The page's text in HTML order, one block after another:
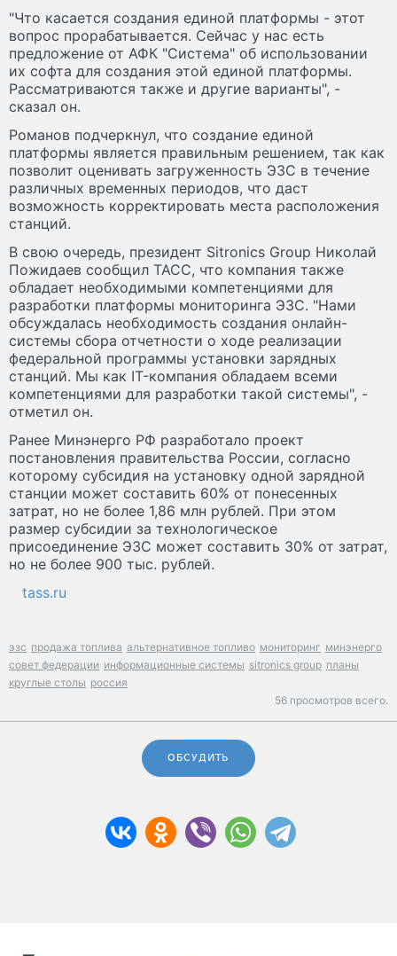
"Что касается создания единой платформы - этот
вопрос прорабатывается. Сейчас у нас есть
предложение от АФК "Система" об использовании
их софта для создания этой единой платформы.
Рассматриваются также и другие варианты", -
сказал он.
Романов подчеркнул, что создание единой
платформы является правильным решением, так как
позволит оценивать загруженность ЭЗС в течение
различных временных периодов, что даст
возможность корректировать места расположения
станций.
В свою очередь, президент Sitronics Group Николай
Пожидаев сообщил ТАСС, что компания также
обладает необходимыми компетенциями для
разработки платформы мониторинга ЭЗС. "Нами
обсуждалась необходимость создания онлайн-
системы сбора отчетности о ходе реализации
федеральной программы установки зарядных
станций. Мы как IT-компания обладаем всеми
компетенциями для разработки такой системы", -
отметил он.
Ранее Минэнерго РФ разработало проект
постановления правительства России, согласно
которому субсидия на установку одной зарядной
станции может составить 60% от понесенных
затрат, но не более 1,86 млн рублей. При этом
размер субсидии за технологическое
присоединение ЭЗС может составить 30% от затрат,
но не более 900 тыс. рублей.
tass.ru
эзс продажа топлива альтернативное топливо мониторинг минэнерго
совет федерации информационные системы sitronics group планы
круглые столы россия
56 просмотров всего.
ОБСУДИТЬ